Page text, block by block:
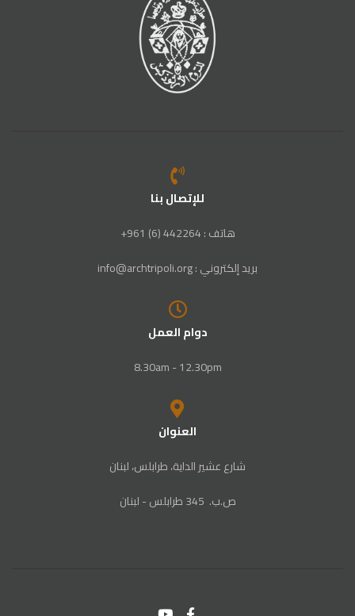
للإتصال بنا
هاتف : 442264 (6) 961+
بريد إلكتروني : info@archtripoli.org
دوام العمل
8.30am - 12.30pm
العنوان
شارع عشير الداية، طرابلس، لبنان
ص‭.‬ب. ‬345‭ ‬ طرابلس‭ - ‬لبنان